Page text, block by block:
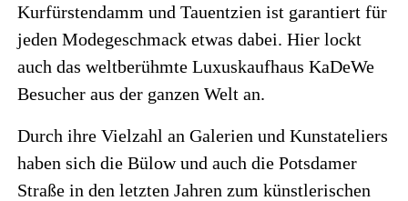
Kurfürstendamm und Tauentzien ist garantiert für
jeden Modegeschmack etwas dabei. Hier lockt
auch das weltberühmte Luxuskaufhaus KaDeWe
Besucher aus der ganzen Welt an.
Durch ihre Vielzahl an Galerien und Kunstateliers
haben sich die Bülow und auch die Potsdamer
Straße in den letzten Jahren zum künstlerischen